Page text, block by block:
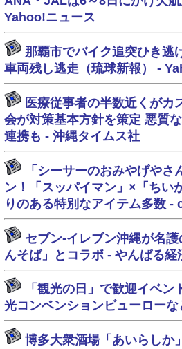
Yahoo!ニュース
那覇市でバイク追突ひき逃
車両残し逃走（琉球新報） -
医療従事者の半数近くがカ
会が対策基本方針を策定 悪質
連携も - 沖縄タイムス社
「シーサーのおみやげや
ン！「スッパイマン」×「ちい
りのある特別なアイテム多数
セブン‐イレブン沖縄が名
んそば」とコラボ - やんばる経
「観光の日」で歓迎イベ
光コンベンションビューロー
博多大衆酒場「あいらしか